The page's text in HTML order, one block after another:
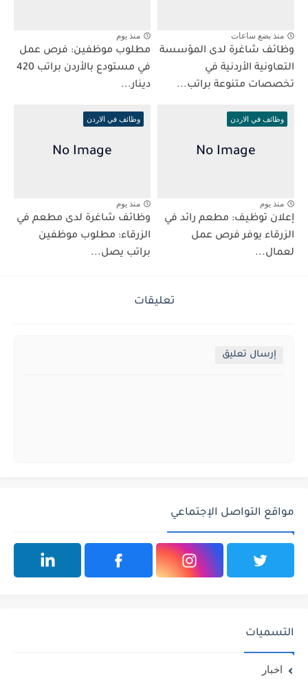
منذ بضع ساعات
وظائف شاغرة لدى المؤسسة
التعاونية الأردنية في
تخصصات متنوعة براتب...
منذ يوم
مطلوب موظفين: فرص عمل
في مستودع بالأردن براتب 420
دينار...
وظائف في الاردن
منذ يوم
إعلان توظيف: مطعم رائد في
الزرقاء يوفر فرص عمل
لعمال...
وظائف في الاردن
منذ يوم
وظائف شاغرة لدى مطعم في
الزرقاء: مطلوب موظفين
براتب يصل...
تعليقات
إرسال تعليق
مواقع التواصل الإجتماعي
التسميات
اخبار